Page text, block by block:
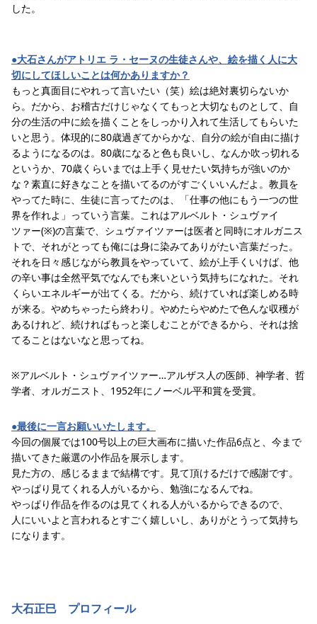
した。
●大石さんがアトリエ ラ・セーヌの生徒さんや、絵を描く人に大
切にしてほしいことは何かありますか？
もっと真面目にやれって言いたい（笑）絵は絶対裏切らないか
ら。だから、お稽古だけじゃなくてもっと大切なものとして、自
分の生活の中に絵を描くことをしっかり入れて生活してもらいた
いと思う。体現的に80歳過ぎてからかな、自分の絵が自由に描け
るようになるのは。80歳になると色も良いし、なんか吹っ切れる
というか、70歳くらいまでは上手く見せたい気持ちが強いのか
な？素直に好きなことを描いてるのがすごくいいんだよ。教員を
やってた時に、生徒に言ってたのは、「仕事の他にもう一つの世
界を作れよ」っていう言葉。これはアルベルト・シュヴァイ
ツァー(※)の言葉で、シュヴァイツァーは医者と同時にオルガニス
トで、それがとっても俺には身に染みてありがたい言葉だった。
それを日々感じながら教員をやっていて、絵が上手くいけば、他
の辛い事は全然平気でなんでも来いという気持ちになれた。それ
くらいエネルギーが出てくる。だから、続けていれば楽しめる時
が来る。やめちゃったら終わり。やめたらやめたで色んな収穫が
あるけれど、続ければもっと楽しむことができるから、それは捨
てることはないなと思ってね。
※アルベルト・シュヴァイツァー…アルザス人の医師、神学者、哲
学者、オルガニスト、1952年にノーベル平和賞を受賞。
●最後に一言お願いいたします。
今回の個展では100号以上の巨大画布に描いた作品6点と、今まで
描いてきた厳選の小作品を展示します。
見た方の、感じるままで結構です。見て頂けるだけで感謝です。
やっぱり見てくれる人がいるから、勉強になるんでね。
やっぱり作品を作るのは見てくれる人がいるからできるので、
人にいいよと言われるとすごく嬉しいし、ありがとうって気持ち
になります。
大石正巳 プロフィール